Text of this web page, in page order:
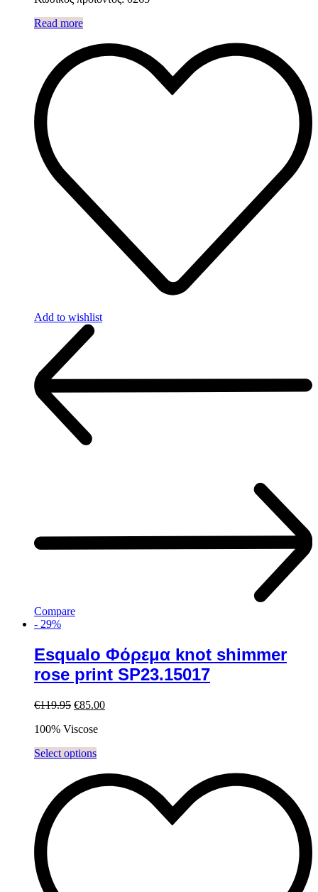
Read more
Add to wishlist
Compare
- 29%
Esqualo Φόρεμα knot shimmer
rose print SP23.15017
€119.95 Original
was:
€85.00Current
100% Viscose
Select optionsThis
has
multiple